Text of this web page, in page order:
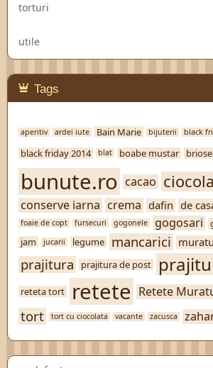
torturi
utile
Tags
aperitiv ardei iute Bain Marie bijuterii black
black friday 2014 blat boabe mustar briose
bunute.ro cacao
conserve iarna crema dafin de
foaie de copt fursecuri gogonele gogosari
jam
jucarii legume mancarici
prajitura prajitura de post
reteta tort retete Retete
tort tort cu ciocolata vacante zacusca